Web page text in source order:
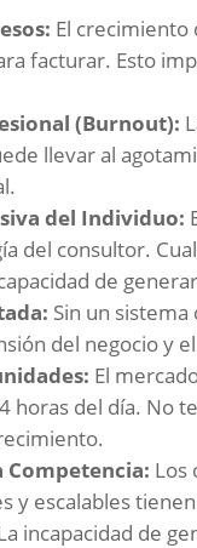
El crecimiento
facturar. Esto
(Burnout):
llevar al
del Individuo:
del consultor.
de
Sin un
del negocio y
El
horas del día. No
Competencia: Los
y escalables
incapacidad de